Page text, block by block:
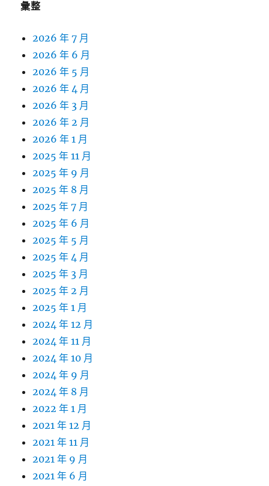
彙整
2026 年 7 月
2026 年 6 月
2026 年 5 月
2026 年 4 月
2026 年 3 月
2026 年 2 月
2026 年 1 月
2025 年 11 月
2025 年 9 月
2025 年 8 月
2025 年 7 月
2025 年 6 月
2025 年 5 月
2025 年 4 月
2025 年 3 月
2025 年 2 月
2025 年 1 月
2024 年 12 月
2024 年 11 月
2024 年 10 月
2024 年 9 月
2024 年 8 月
2022 年 1 月
2021 年 12 月
2021 年 11 月
2021 年 9 月
2021 年 6 月